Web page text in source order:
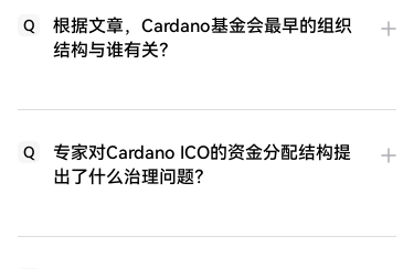
Q
根据文章，Cardano基金会最早的组织
结构与谁有关？
Q
专家对Cardano ICO的资金分配结构提
出了什么治理问题？